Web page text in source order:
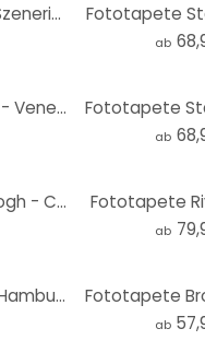
Fototapete Berlin Szenerie - 240x260 cm
Fototapete
ab
Fototapete Turner - Venedig, Dogana und S. Giorgio Maggiore - Rund - Selbstklebend/Vlies
ab
Fototapete Van Gogh - Café-Terrasse am Abend Fototapete
ab
Stadt Fototapete Hamburg mit Hafen - Rivers
ab